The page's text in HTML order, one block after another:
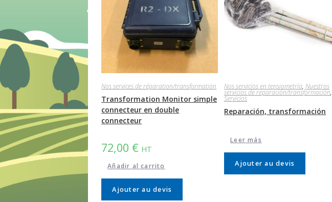
Nos services de réparation/transformation
Transformation Monitor simple
connecteur en double
connecteur
72,00 € HT
Añadir al carrito
Ajouter au devis
Nos servicios en tensiometría,Nuestros
servicios de reparación/transformación,
Servicios
Reparación, transformación
Leer más
Ajouter au devis